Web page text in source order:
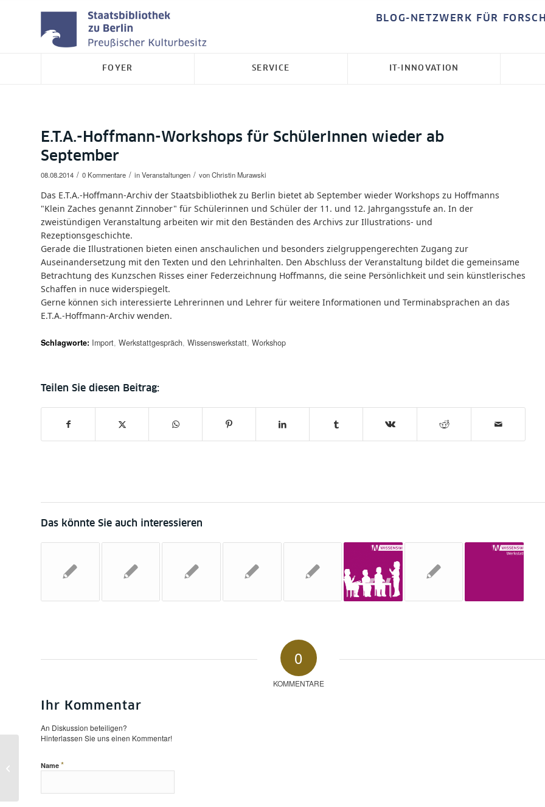
BLOG-NETZWERK FÜR
FOYER SERVICE IT-INNOVATION
E.T.A.-Hoffmann-Workshops für SchülerInnen wieder ab
September
08.08.2014 / 0 Kommentare / inVeranstaltungen / vonChristin Murawski
Das E.T.A.-Hoffmann-Archiv der Staatsbibliothek zu Berlin bietet ab September wieder Workshops zu Hoffmanns
"Klein Zaches genannt Zinnober" für Schülerinnen und Schüler der 11. und 12. Jahrgangsstufe an. In der
zweistündigen Veranstaltung arbeiten wir mit den Beständen des Archivs zur Illustrations- und
Rezeptionsgeschichte.
Gerade die Illustrationen bieten einen anschaulichen und besonders zielgruppengerechten Zugang zur
Auseinandersetzung mit den Texten und den Lehrinhalten. Den Abschluss der Veranstaltung bildet die gemeinsame
Betrachtung des Kunzschen Risses einer Federzeichnung Hoffmanns, die seine Persönlichkeit und sein künstlerisches
Schaffen in nuce widerspiegelt.
Gerne können sich interessierte Lehrerinnen und Lehrer für weitere Informationen und Terminabsprachen an das
E.T.A.-Hoffmann-Archiv wenden.
Schlagworte: Import, Werkstattgespräch, Wissenswerkstatt, Workshop
Das könnte Sie auch interessieren
0
KOMMENTARE
Ihr Kommentar
An Diskussion beteiligen?
Hinterlassen Sie uns einen Kommentar!
Name *
Dieskau kam als Geschenk in die